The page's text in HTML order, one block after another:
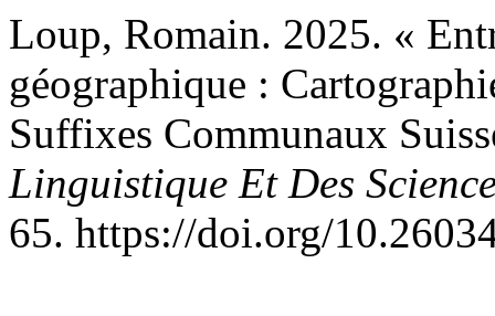
Loup, Romain. 2025. «
géographique :
Suffixes Communaux
Linguistique Et Des
65. https://doi.org/